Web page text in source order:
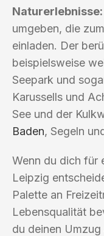
Naturerlebnisse:
umgeben, die
einladen. Der
beispielsweise
Seepark und
Karussells und
See und der
Baden, Segeln
Wenn du dich für
Leipzig
Palette an
Lebensqualität
du deinen